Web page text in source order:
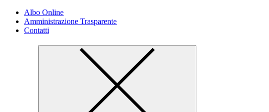
Albo Online
Amministrazione Trasparente
Contatti